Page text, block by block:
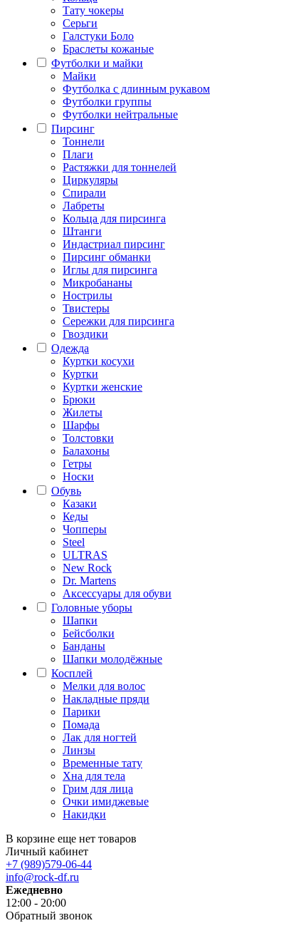
Тату чокеры
Серьги
Галстуки Боло
Браслеты кожаные
Футболки и майки
Майки
Футболка с длинным рукавом
Футболки группы
Футболки нейтральные
Пирсинг
Тоннели
Плаги
Растяжки для тоннелей
Циркуляры
Спирали
Лабреты
Кольца для пирсинга
Штанги
Индастриал пирсинг
Пирсинг обманки
Иглы для пирсинга
Микробананы
Нострилы
Твистеры
Сережки для пирсинга
Гвоздики
Одежда
Куртки косухи
Куртки
Куртки женские
Брюки
Жилеты
Шарфы
Толстовки
Балахоны
Гетры
Носки
Обувь
Казаки
Кеды
Чопперы
Steel
ULTRAS
New Rock
Dr. Martens
Аксессуары для обуви
Головные уборы
Шапки
Бейсболки
Банданы
Шапки молодёжные
Косплей
Мелки для волос
Накладные пряди
Парики
Помада
Лак для ногтей
Линзы
Временные тату
Хна для тела
Грим для лица
Очки имиджевые
Накидки
В корзине еще нет товаров
Личный кабинет
+7 (989)579-06-44
info@rock-df.ru
Ежедневно
12:00 - 20:00
Обратный звонок